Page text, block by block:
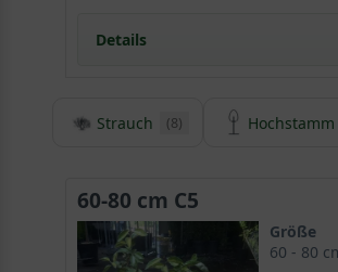
bei extremer Kälte
Details
Detaillierte Informationen
eine grüne Umrandung. Diese
eher selten - und das obwohl
langlebigen Ölweiden aus. Sie
Strauch (8)
60-80 cm C5
Größe
60 - 80